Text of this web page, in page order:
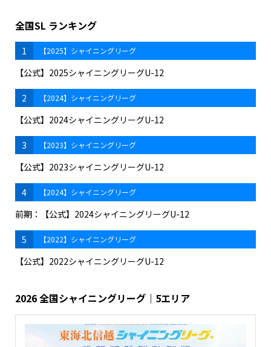
全国SL ランキング
1 【2025】シャイニングリーグ
【公式】2025シャイニングリーグU-12
2 【2024】シャイニングリーグ
【公式】2024シャイニングリーグU-12
3 【2023】シャイニングリーグ
【公式】2023シャイニングリーグU-12
4 【2024】シャイニングリーグ
前期：【公式】2024シャイニングリーグU-12
5 【2022】シャイニングリーグ
【公式】2022シャイニングリーグU-12
2026 全国シャイニングリーグ｜5エリア